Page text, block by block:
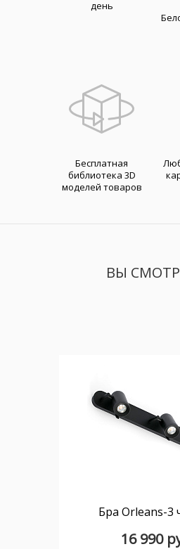
день
Бесплатная
библиотека 3D
моделей товаров
ВЫ
Бра Orleans-3
16 990